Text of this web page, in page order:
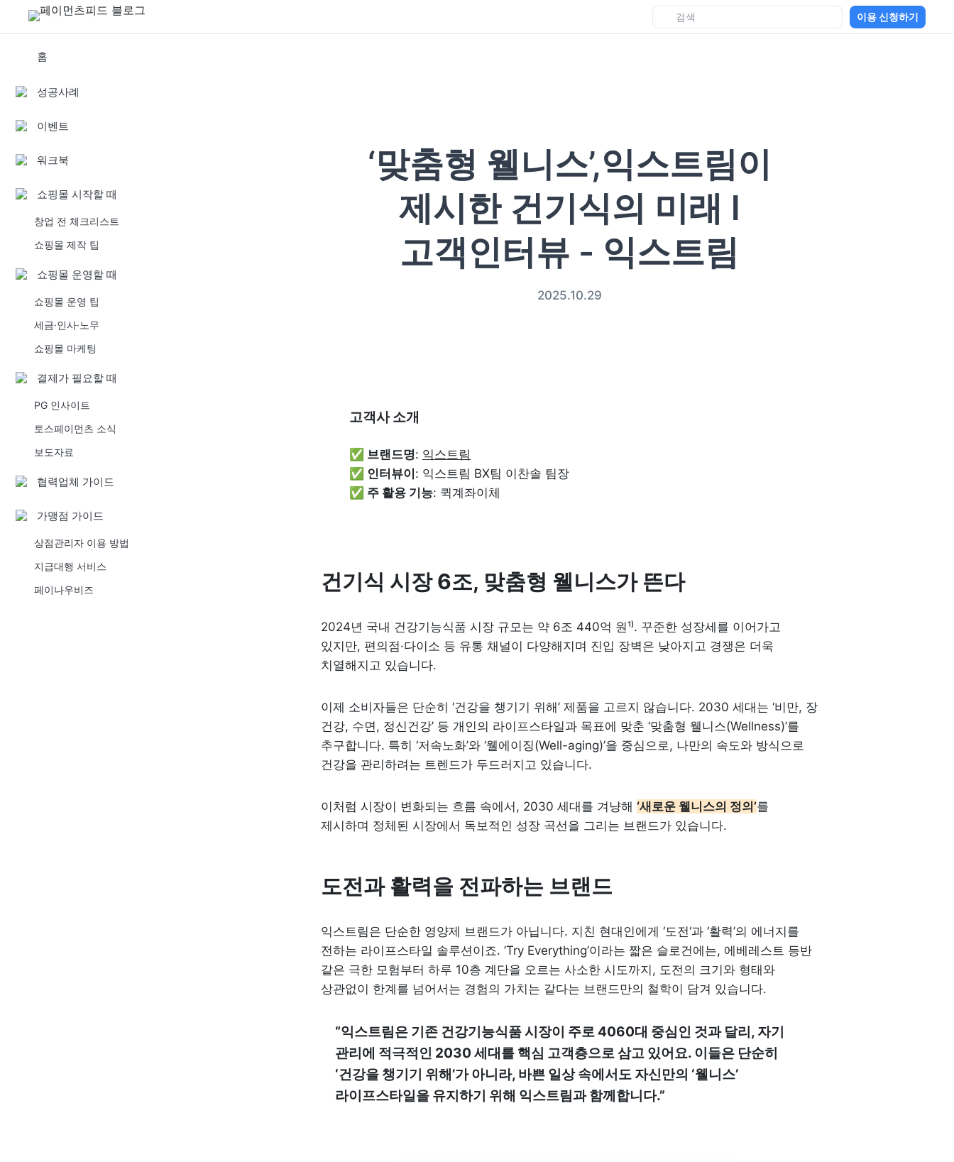
이용 신청하기
홈
성공사례
이벤트
워크북
쇼핑몰 시작할 때
창업 전 체크리스트
쇼핑몰 제작 팁
쇼핑몰 운영할 때
쇼핑몰 운영 팁
세금·인사·노무
쇼핑몰 마케팅
결제가 필요할 때
PG 인사이트
토스페이먼츠 소식
보도자료
협력업체 가이드
가맹점 가이드
상점관리자 이용 방법
지급대행 서비스
페이나우비즈
‘맞춤형 웰니스’,익스트림이
제시한 건기식의 미래 l
고객인터뷰 - 익스트림
2025.10.29
고객사 소개
✅ 브랜드명: 익스트림
✅ 인터뷰이
: 익스트림 BX팀 이찬솔 팀장
✅ 주 활용 기능: 퀵계좌이체
건기식 시장 6조, 맞춤형 웰니스가 뜬다
2024년 국내 건강기능식품 시장 규모는 약 6조 440억 원¹⁾. 꾸준한 성장세를 이어가고
있지만, 편의점·다이소 등 유통 채널이 다양해지며 진입 장벽은 낮아지고 경쟁은 더욱
치열해지고 있습니다.
이제 소비자들은 단순히 ‘건강을 챙기기 위해’ 제품을 고르지 않습니다. 2030 세대는 ‘비만, 장
건강, 수면, 정신건강’ 등 개인의 라이프스타일과 목표에 맞춘 ‘맞춤형 웰니스(Wellness)’를
추구합니다. 특히 ‘저속노화’와 ‘웰에이징(Well-aging)’을 중심으로, 나만의 속도와 방식으로
건강을 관리하려는 트렌드가 두드러지고 있습니다.
이처럼 시장이 변화되는 흐름 속에서, 2030 세대를 겨냥해 ‘새로운 웰니스의 정의’를
제시하며 정체된 시장에서 독보적인 성장 곡선을 그리는 브랜드가 있습니다.
도전과 활력을 전파하는 브랜드
익스트림은 단순한 영양제 브랜드가 아닙니다. 지친 현대인에게 ‘도전‘과 ‘활력’의 에너지를
전하는 라이프스타일 솔루션이죠. ’Try Everything’이라는 짧은 슬로건에는, 에베레스트 등반
같은 극한 모험부터 하루 10층 계단을 오르는 사소한 시도까지, 도전의 크기와 형태와
상관없이 한계를 넘어서는 경험의 가치는 같다는 브랜드만의 철학이 담겨 있습니다.
“익스트림은 기존 건강기능식품 시장이 주로 4060대 중심인 것과 달리, 자기
관리에 적극적인 2030 세대를 핵심 고객층으로 삼고 있어요. 이들은 단순히
‘건강을 챙기기 위해’가 아니라, 바쁜 일상 속에서도 자신만의 ‘웰니스’
라이프스타일을 유지하기 위해 익스트림과 함께합니다.”